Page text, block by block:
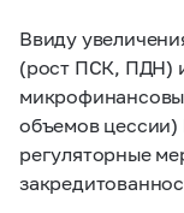
Ввиду
(рост ПСК, ПДН)
объемов цессии)
регуляторные